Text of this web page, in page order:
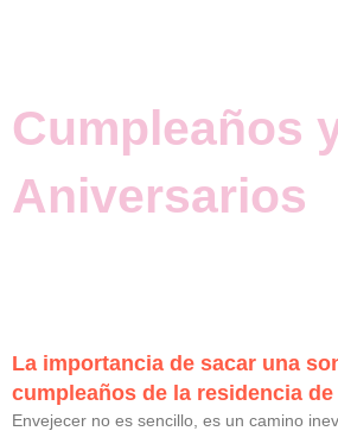
Cumpleaños
Aniversarios
La importancia de sacar una
cumpleaños de la residencia
Envejecer no es sencillo, es un camino